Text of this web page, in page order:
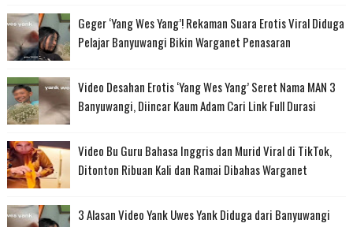
Geger ‘Yang Wes Yang’! Rekaman Suara Erotis Viral Diduga
Pelajar Banyuwangi Bikin Warganet Penasaran
Video Desahan Erotis ‘Yang Wes Yang’ Seret Nama MAN 3
Banyuwangi, Diincar Kaum Adam Cari Link Full Durasi
Video Bu Guru Bahasa Inggris dan Murid Viral di TikTok,
Ditonton Ribuan Kali dan Ramai Dibahas Warganet
3 Alasan Video Yank Uwes Yank Diduga dari Banyuwangi